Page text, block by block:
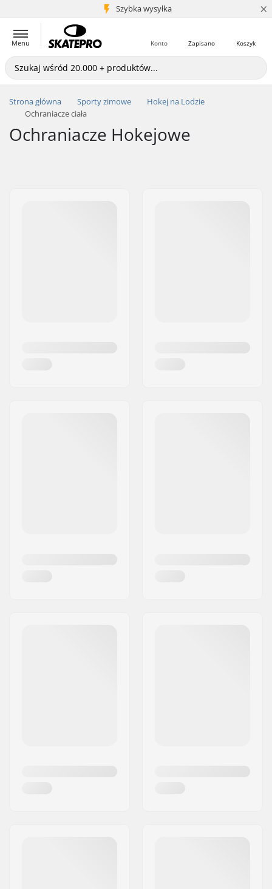
Szybka wysyłka
5+ mln klientów ×
Menu Koszyk
Zapisano
Konto
Strona główna Sporty zimowe
Hokej na Lodzie
Ochraniacze ciała
Ochraniacze Hokejowe